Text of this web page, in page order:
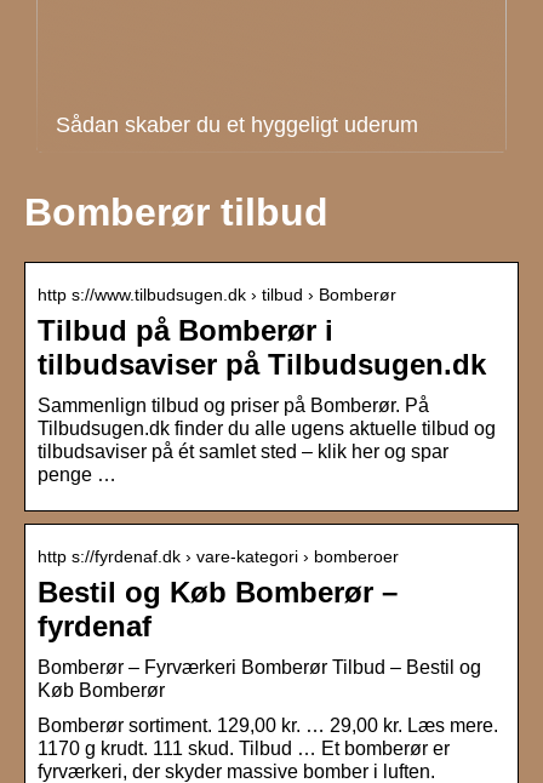
Sådan skaber du et hyggeligt uderum
Bomberør tilbud
http s://www.tilbudsugen.dk › tilbud › Bomberør
Tilbud på Bomberør i
tilbudsaviser på Tilbudsugen.dk
Sammenlign tilbud og priser på Bomberør. På
Tilbudsugen.dk finder du alle ugens aktuelle tilbud og
tilbudsaviser på ét samlet sted – klik her og spar
penge …
http s://fyrdenaf.dk › vare-kategori › bomberoer
Bestil og Køb Bomberør –
fyrdenaf
Bomberør – Fyrværkeri Bomberør Tilbud – Bestil og
Køb Bomberør
Bomberør sortiment. 129,00 kr. … 29,00 kr. Læs mere.
1170 g krudt. 111 skud. Tilbud … Et bomberør er
fyrværkeri, der skyder massive bomber i luften.